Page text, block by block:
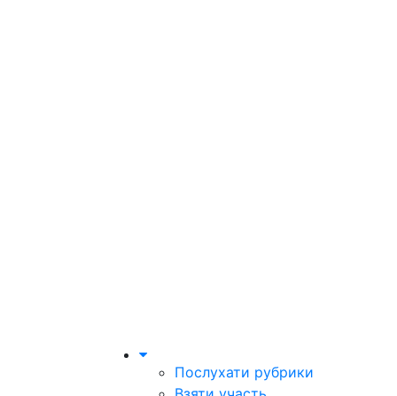
Послухати рубрики